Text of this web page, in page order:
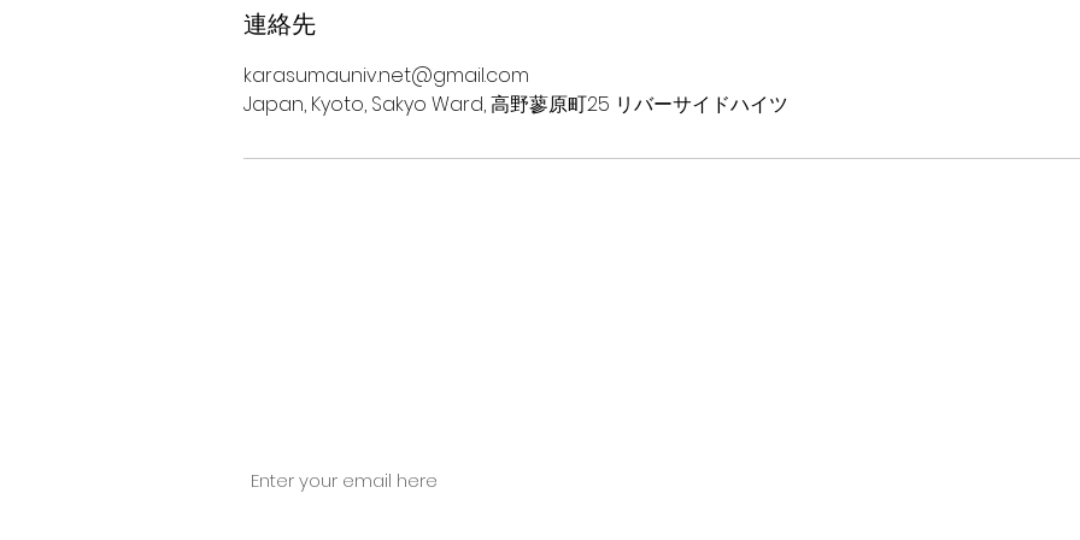
連絡先
karasumauniv.net@gmail.com
Japan, Kyoto, Sakyo Ward, 高野蓼原町25 リバーサイドハイツ